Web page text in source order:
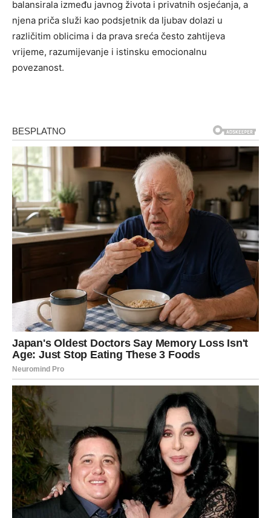
balansirala između javnog života i privatnih osjećanja, a
njena priča služi kao podsjetnik da ljubav dolazi u
različitim oblicima i da prava sreća često zahtijeva
vrijeme, razumijevanje i istinsku emocionalnu
povezanost.